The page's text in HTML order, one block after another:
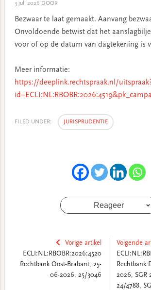
3 juli 2026 DOOR
Bezwaar te laat gemaakt. Aanvang
Onvoldoende betwist dat het
voor of op de datum van dagtekening is
Meer informatie:
https://deeplink.rechtspraak.nl/
FILED UNDER: JURISPRUDENTIE
Reageer
Vorige artikel
ECLI:NL:RBOBR:2026:4520
Rechtbank Oost-Brabant, 25-
06-2026, 25/3046
Volgende
Rechtbank
2026, SGR
24/4788,